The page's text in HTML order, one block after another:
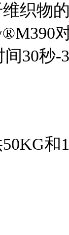
织物
30秒-